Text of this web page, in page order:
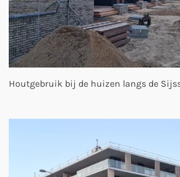
Houtgebruik bij de huizen langs de